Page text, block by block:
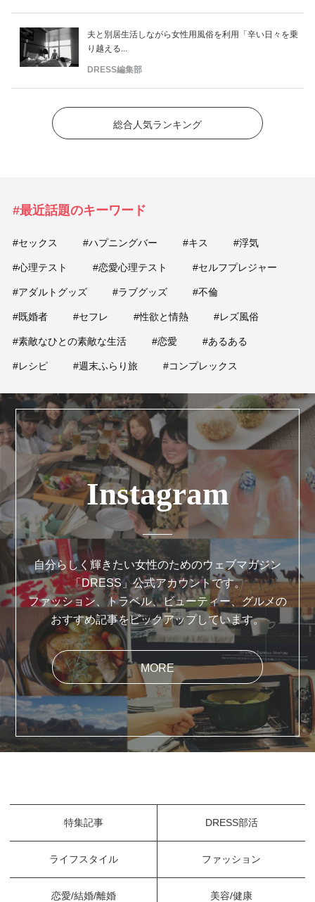
夫と別居生活しながら女性用風俗を利用「辛い日々を乗
り越える...
DRESS編集部
総合人気ランキング
#最近話題のキーワード
#セックス #ハプニングバー #キス #浮気
#心理テスト #恋愛心理テスト #セルフプレジャー
#アダルトグッズ #ラブグッズ #不倫
#既婚者 #セフレ #性欲と情熱 #レズ風俗
#素敵なひとの素敵な生活 #恋愛 #あるある
#レシピ #週末ふらり旅 #コンプレックス
Instagram
自分らしく輝きたい女性のためのウェブマガジン
「DRESS」公式アカウントです。
ファッション、トラベル、ビューティー、グルメの
おすすめ記事をピックアップしています。
MORE
特集記事 DRESS部活
ライフスタイル ファッション
恋愛/結婚/離婚 美容/健康